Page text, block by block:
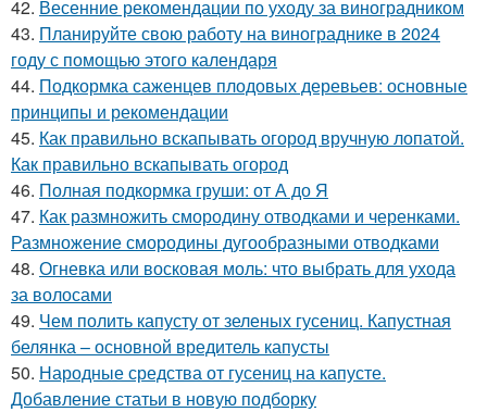
42. Весенние рекомендации по уходу за виноградником
43. Планируйте свою работу на винограднике в 2024
году с помощью этого календаря
44. Подкормка саженцев плодовых деревьев: основные
принципы и рекомендации
45. Как правильно вскапывать огород вручную лопатой.
Как правильно вскапывать огород
46. Полная подкормка груши: от А до Я
47. Как размножить смородину отводками и черенками.
Размножение смородины дугообразными отводками
48. Огневка или восковая моль: что выбрать для ухода
за волосами
49. Чем полить капусту от зеленых гусениц. Капустная
белянка – основной вредитель капусты
50. Народные средства от гусениц на капусте.
Добавление статьи в новую подборку